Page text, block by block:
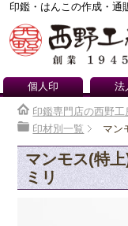
印鑑・はんこの作成・通
個人印 法
印鑑専門店の西野工
印材別一覧
マン
マンモス(特
ミリ